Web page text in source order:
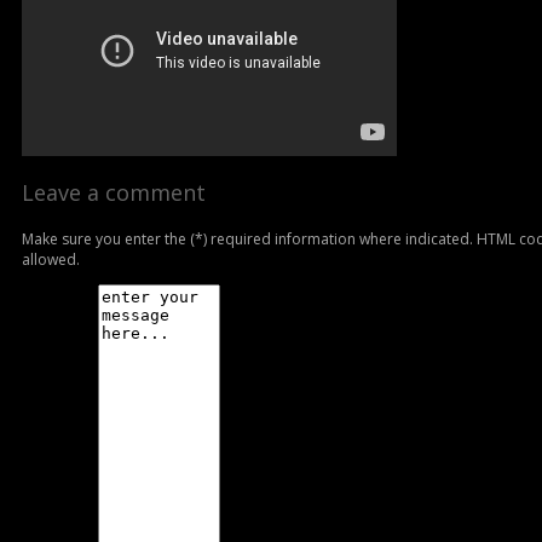
Leave a comment
Make sure you enter the (*) required information where indicated. HTML
allowed.